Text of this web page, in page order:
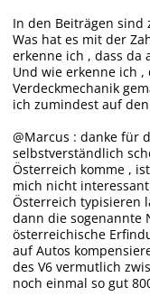
In den Beiträgen sind
Was hat es mit der
erkenne ich , dass da
Und wie erkenne ich ,
Verdeckmechanik
ich zumindest auf
@Marcus : danke für
selbstverständlich
Österreich komme ,
mich nicht
Österreich typisieren
dann die sogenannte
österreichische
auf Autos
des V6 vermutlich
noch einmal so gut